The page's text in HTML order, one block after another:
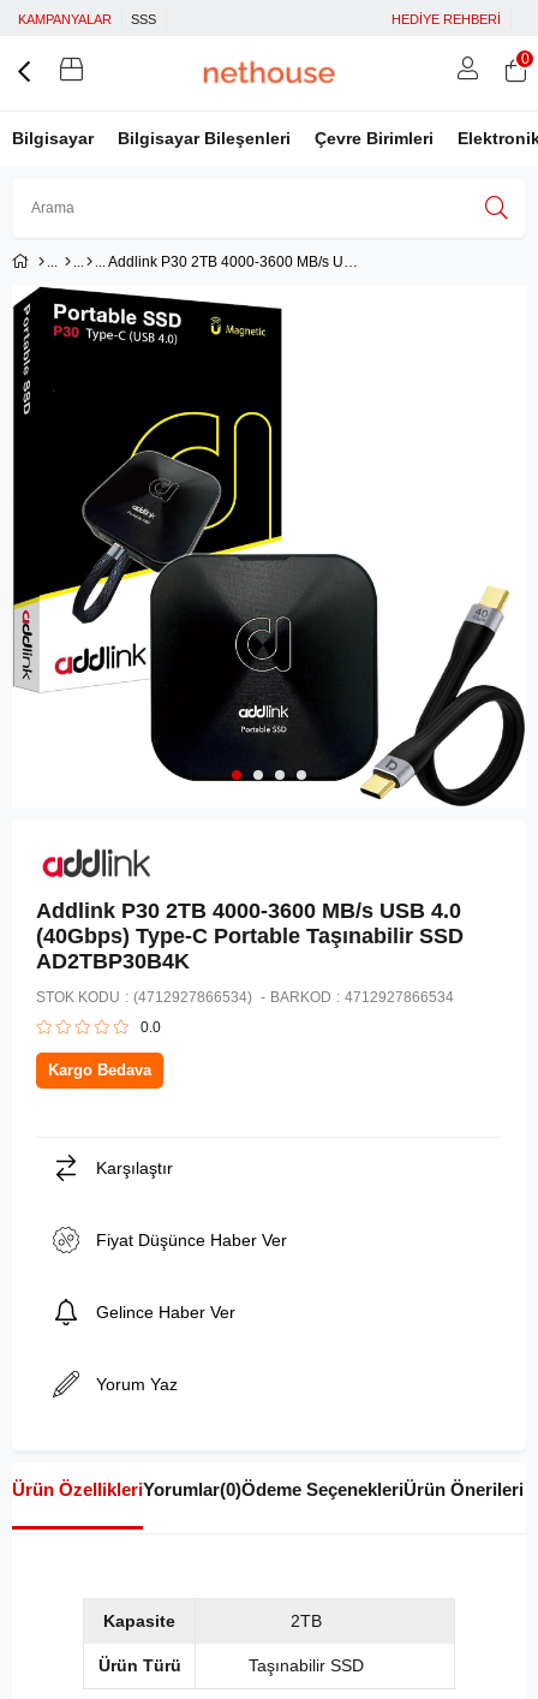
KAMPANYALAR SSS HEDİYE REHBERİ
Bilgisayar Bilgisayar Bileşenleri Çevre Birimleri
0
Addlink P30 2TB 4000-3600 MB/s USB 4.0 (40Gbps) Type-C Portable Taşınabilir SSD AD2TBP30B4K
Addlink P30 2TB 4000-3600 MB/s USB 4.0
(40Gbps) Type-C Portable Taşınabilir SSD
AD2TBP30B4K
STOK KODU (4712927866534) BARKOD : 4712927866534
0.0
Kargo Bedava
Karşılaştır
Fiyat Düşünce Haber Ver
Gelince Haber Ver
Yorum Yaz
Ürün ÖzellikleriYorumlar(0)Ödeme SeçenekleriÜrün Önerileri
Kapasite 2TB
Ürün Türü Taşınabilir SSD